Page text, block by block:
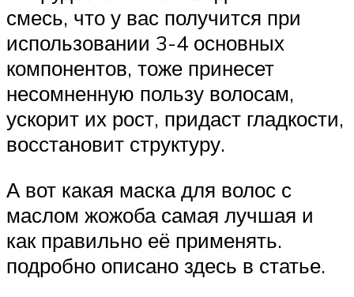
смесь, что у вас получится при
использовании 3-4 основных
компонентов, тоже принесет
несомненную пользу волосам,
ускорит их рост, придаст гладкости,
восстановит структуру.
А вот какая маска для волос с
маслом жожоба самая лучшая и
как правильно её применять.
подробно описано здесь в статье.